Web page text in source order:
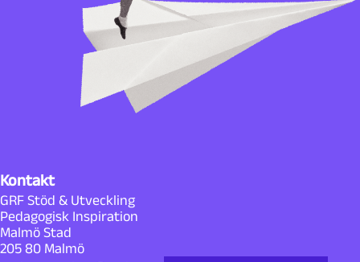
Kontakt
GRF Stöd & Utveckling
Pedagogisk Inspiration
Malmö Stad
205 80 Malmö